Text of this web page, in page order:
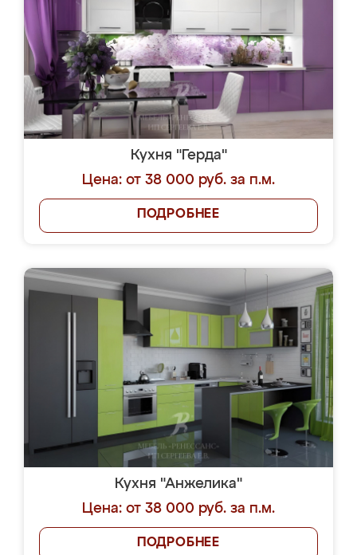
Кухня "Герда"
Цена: от 38 000 руб. за п.м.
ПОДРОБНЕЕ
Кухня "Анжелика"
Цена: от 38 000 руб. за п.м.
ПОДРОБНЕЕ